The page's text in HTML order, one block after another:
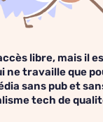
libre, mais il
ne travaille que
sans pub et
tech de